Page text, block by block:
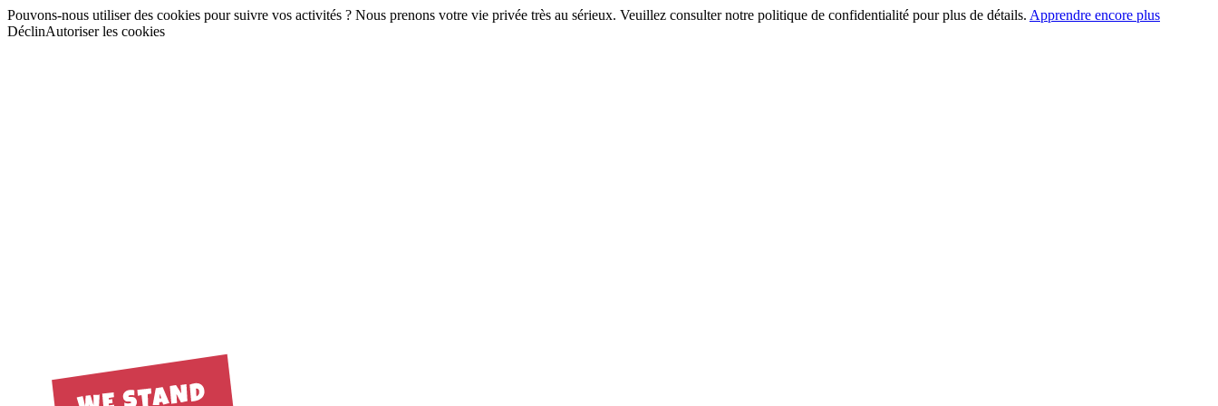
Pouvons-nous utiliser des cookies pour suivre vos activités ? Nous prenons votre vie privée très au sérieux. Veuillez consulter notre politique de confidentialité pour plus de détails. Apprendre encore plus
DéclinAutoriser les cookies